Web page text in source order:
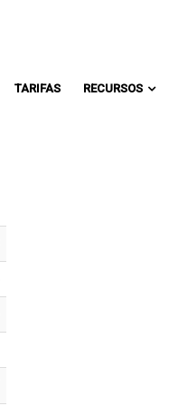
TARIFAS RECURSOS